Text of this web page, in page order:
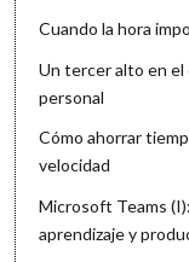
Cuando la hora
Un tercer alto en el
personal
Cómo ahorrar
velocidad
Microsoft Teams
aprendizaje y